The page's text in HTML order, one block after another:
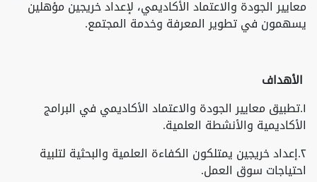
معايير الجودة والاعتماد الأكاديمي، لإعداد خريجين مؤهلين
يسهمون في تطوير المعرفة وخدمة المجتمع.
الأهداف
١.تطبيق معايير الجودة والاعتماد الأكاديمي في البرامج
الأكاديمية والأنشطة العلمية.
٢.إعداد خريجين يمتلكون الكفاءة العلمية والبحثية لتلبية
احتياجات سوق العمل.